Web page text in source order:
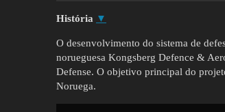
História ▼
O desenvolvimento do sistema de
norueguesa Kongsberg Defence &
Defense. O objetivo principal do
Noruega.